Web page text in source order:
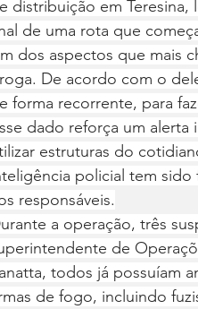
distribuição em
de uma rota que
dos aspectos que mais
De acordo com o
forma recorrente, para
dado reforça um
estruturas do
policial tem sido
responsáveis.
a operação, três
de
todos já possuíam
de fogo, incluindo